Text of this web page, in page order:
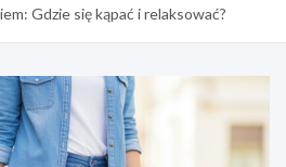
Gdzie się kąpać i relaksować?